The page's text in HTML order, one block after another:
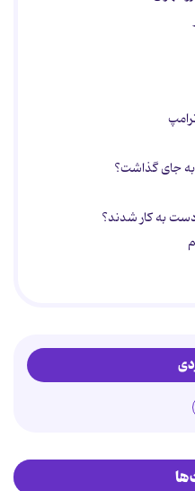
به کار شدند؟